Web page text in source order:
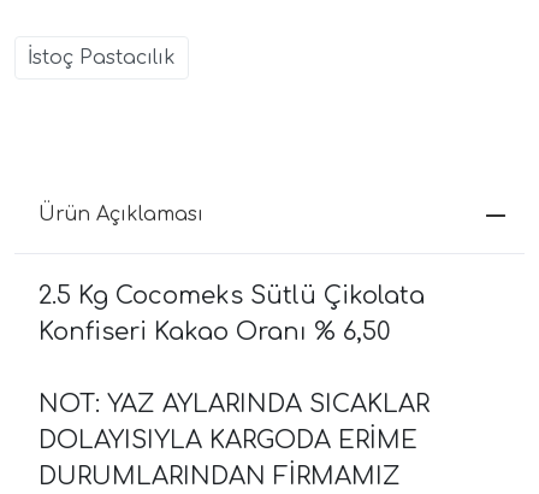
İstoç Pastacılık
Ürün Açıklaması
2.5 Kg Cocomeks Sütlü Çikolata
Konfiseri Kakao Oranı % 6,50
NOT: YAZ AYLARINDA SICAKLAR
DOLAYISIYLA KARGODA ERİME
DURUMLARINDAN FİRMAMIZ